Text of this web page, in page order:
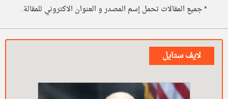
* جميع المقالات تحمل إسم المصدر و العنوان الاكتروني للمقالة.
لايف ستايل